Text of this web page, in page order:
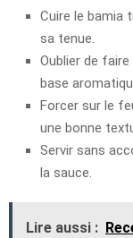
Cuire le bamia
sa tenue.
Oublier de faire
base
Forcer sur le
une bonne
Servir sans
la sauce.
Lire aussi :